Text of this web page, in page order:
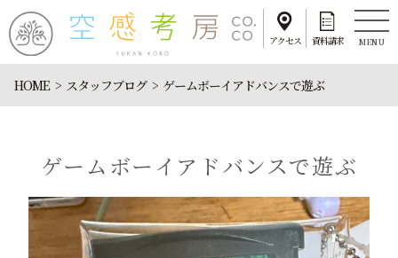
アクセス 資料請求 MENU
HOME スタッフブログ ゲームボーイアドバンスで遊ぶ
ゲームボーイアドバンスで遊ぶ